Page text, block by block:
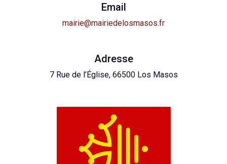
Email
mairie@mairiedelosmasos.fr
Adresse
7 Rue de l’Église, 66500 Los Masos